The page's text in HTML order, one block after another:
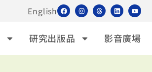
English
研究出版品 影音廣場